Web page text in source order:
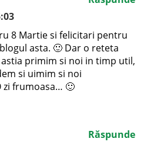
8 Martie si felicitari pentru
asta. 🙂 Dar o reteta
primim si noi in timp util,
si uimim si noi
zi frumoasa… 🙂
Răspunde